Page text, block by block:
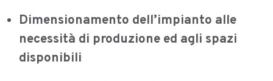
Dimensionamento dell’impianto alle
necessità di produzione ed agli spazi
disponibili